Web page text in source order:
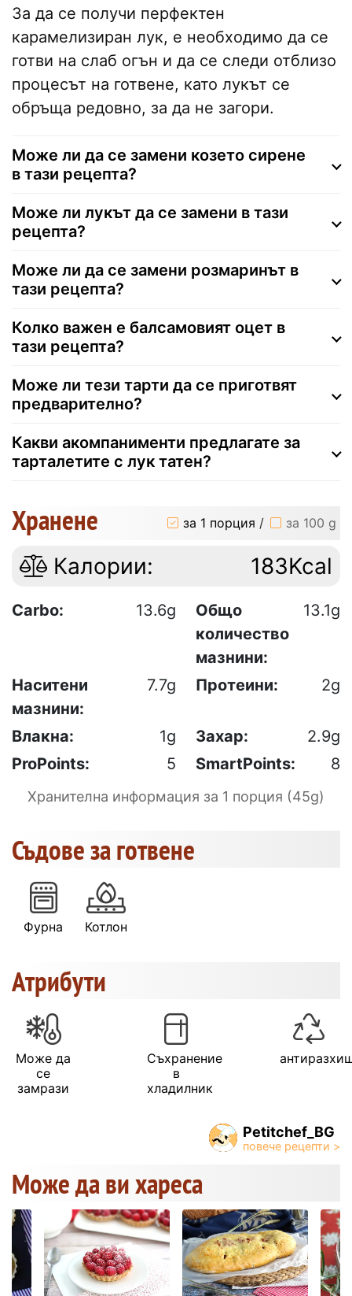
За да се получи перфектен
карамелизиран лук, е необходимо да се
готви на слаб огън и да се следи отблизо
процесът на готвене, като лукът се
обръща редовно, за да не загори.
Може ли да се замени козето сирене
в тази рецепта?
Може ли лукът да се замени в тази
рецепта?
Може ли да се замени розмаринът в
тази рецепта?
Колко важен е балсамовият оцет в
тази рецепта?
Може ли тези тарти да се приготвят
предварително?
Какви акомпанименти предлагате за
тарталетите с лук татен?
Хранене за 1 порция / за 100 g
Калории: 183Kcal
Carbo: 13.6g
Общо
количество
мазнини:
13.1g
Наситени
мазнини:
7.7g Протеини: 2g
Влакна: 1g Захар:
2.9g
ProPoints:
5 SmartPoints: 8
Хранителна информация за 1 порция (45g)
Съдове за готвене
Фурна Котлон
Атрибути
Може да
се
замрази
Съхранение
в
хладилник
Petitchef_BG
Може да ви хареса